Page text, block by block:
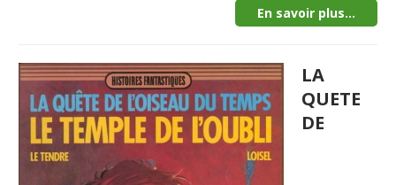
En savoir plus...
LA
QUETE
DE